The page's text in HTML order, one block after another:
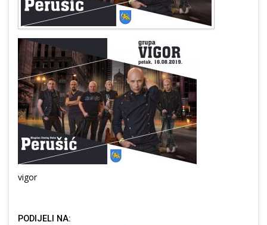
vigor
PODIJELI NA: